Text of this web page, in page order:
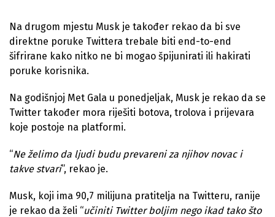
Na drugom mjestu Musk je također rekao da bi sve
direktne poruke Twittera trebale biti end-to-end
šifrirane kako nitko ne bi mogao špijunirati ili hakirati
poruke korisnika.
Na godišnjoj Met Gala u ponedjeljak, Musk je rekao da se
Twitter također mora riješiti botova, trolova i prijevara
koje postoje na platformi.
“Ne želimo da ljudi budu prevareni za njihov novac i
takve stvari”, rekao je.
Musk, koji ima 90,7 milijuna pratitelja na Twitteru, ranije
je rekao da želi “učiniti Twitter boljim nego ikad tako što